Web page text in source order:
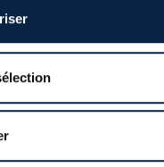
aux
aux liens en